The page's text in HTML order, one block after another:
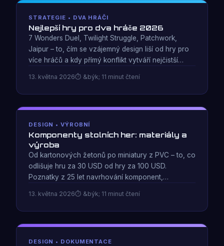
STRATEGIE • DVA HRÁČI
Nejlepší hry pro dva hráče 2026
7 Wonders Duel, Twilight Struggle, Patchwork,
Jaipur – to, čím se vzájemný design liší od hry pro
více hráčů a kdy přímý konflikt vytváří nejčistší
13. května 2026 &býk; 11 minut čtení
DESIGN • VÝROBNÍ
Komponenty stolních her: materiály a
výroba
Od kartonových žetonů po miniatury z PVC – to, co
odlišuje hru za 30 USD od hry za 100 USD.
Poznatky z 25 let navrhování komponent,
13. května 2026 &býk; 11 minut čtení
DESIGN • DOKUMENTACE